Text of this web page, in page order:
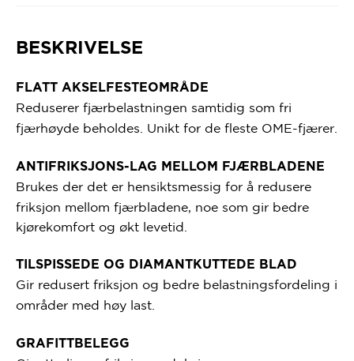
BESKRIVELSE
FLATT AKSELFESTEOMRÅDE
Reduserer fjærbelastningen samtidig som fri
fjærhøyde beholdes. Unikt for de fleste OME-fjærer.
ANTIFRIKSJONS-LAG MELLOM FJÆRBLADENE
Brukes der det er hensiktsmessig for å redusere
friksjon mellom fjærbladene, noe som gir bedre
kjørekomfort og økt levetid.
TILSPISSEDE OG DIAMANTKUTTEDE BLAD
Gir redusert friksjon og bedre belastningsfordeling i
områder med høy last.
GRAFITTBELEGG